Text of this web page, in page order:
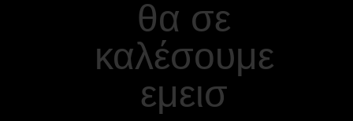
θα σε
καλέσουμε
εμεισ